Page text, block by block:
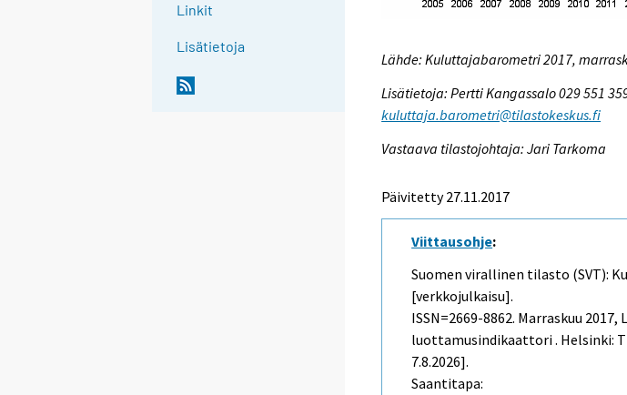
Linkit
Lisätietoja
Lähde: Kuluttajabarometri 2017,
Lisätietoja: Pertti Kangassalo 029 551
kuluttaja.barometri@tilastokeskus.fi
Vastaava tilastojohtaja: Jari Tarkoma
Päivitetty 27.11.2017
Viittausohje:
Suomen virallinen tilasto (SVT):
[verkkojulkaisu].
ISSN=2669-8862. Marraskuu 2017,
luottamusindikaattori . Helsinki:
7.8.2026].
Saantitapa: